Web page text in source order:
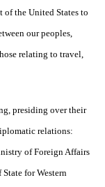
of the United States to
our peoples,
relating to travel,
presiding over their
relations:
of Foreign Affairs
for Western